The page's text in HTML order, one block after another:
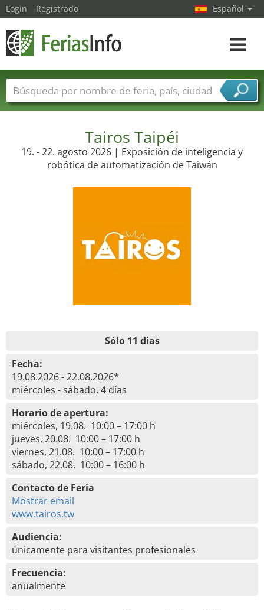
Tairos Taipéi
19. - 22. agosto 2026 | Exposición de inteligencia y
robótica de automatización de Taiwán
Sólo 11 dias
Fecha:
19.08.2026 - 22.08.2026*
miércoles - sábado, 4 días
Horario de apertura:
miércoles, 19.08. 10:00 – 17:00 h
jueves, 20.08. 10:00 – 17:00 h
viernes, 21.08. 10:00 – 17:00 h
sábado, 22.08. 10:00 – 16:00 h
Contacto de Feria
Mostrar email
www.tairos.tw
Audiencia:
únicamente para visitantes profesionales
Frecuencia:
anualmente
Login Registrado Español
toggle
Nombres de ferias Países
Ciudades
Sectores de proveedor de servicios